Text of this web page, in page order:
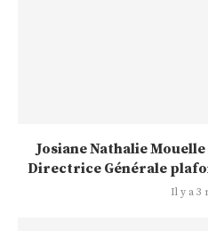
Josiane Nathalie
Directrice Générale
Il y a 3